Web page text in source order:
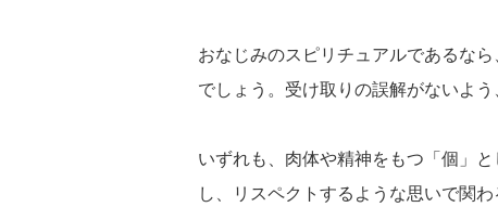
おなじみのスピリチュアルであるな
でしょう。受け取りの誤解がないよ
いずれも、肉体や精神をもつ「個」
し、リスペクトするような思いで関